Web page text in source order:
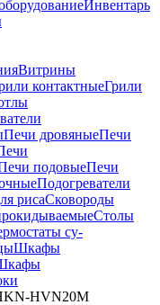
Инвентарь
Витрины
контактныеГрили
Печи дровяныеПечи
подовыеПечи
Подогреватели
рисаСковороды
Столы
су-
Шкафы
HVN20M